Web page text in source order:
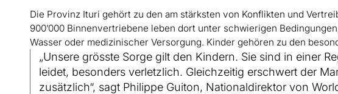
Die Provinz Ituri gehört zu den am stärksten von Konflikten und
900’000 Binnenvertriebene leben dort unter schwierigen
Wasser oder medizinischer Versorgung. Kinder gehören zu den
„Unsere grösste Sorge gilt den Kindern. Sie sind in einer
leidet, besonders verletzlich. Gleichzeitig erschwert der
zusätzlich“, sagt Philippe Guiton, Nationaldirektor von